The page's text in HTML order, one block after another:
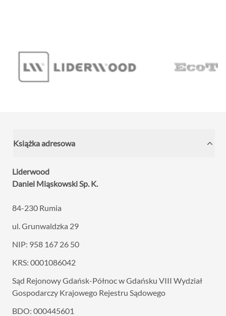
Książka adresowa
Liderwood
Daniel Miąskowski Sp. K.
84-230 Rumia
ul. Grunwaldzka 29
NIP: 958 167 26 50
KRS: 0001086042
Sąd Rejonowy Gdańsk-Północ w Gdańsku VIII Wydział
Gospodarczy Krajowego Rejestru Sądowego
BDO: 000445601